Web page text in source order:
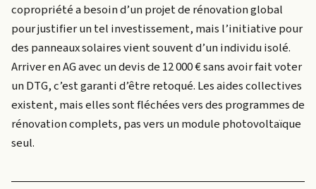
copropriété a besoin d’un projet de rénovation global
pour justifier un tel investissement, mais l’initiative pour
des panneaux solaires vient souvent d’un individu isolé.
Arriver en AG avec un devis de 12 000 € sans avoir fait voter
un DTG, c’est garanti d’être retoqué. Les aides collectives
existent, mais elles sont fléchées vers des programmes de
rénovation complets, pas vers un module photovoltaïque
seul.